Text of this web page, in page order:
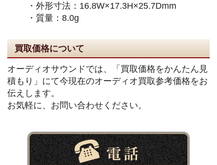
・外形寸法：16.8W×17.3H×25.7Dmm
・質量：8.0g
買取価格について
オーディオサウンドでは、「買取価格をかんたん見
積もり」にて今現在のオーディオ買取参考価格をお
伝えします。
お気軽に、お問い合わせください。